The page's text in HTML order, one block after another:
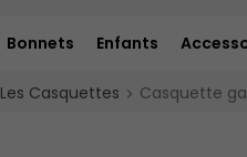
Bonnets Enfants
Les Casquettes Casquette